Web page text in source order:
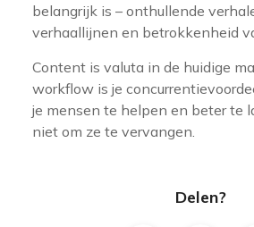
belangrijk is – onthullende
verhaallijnen en betrokkenheid
Content is valuta in de huidige
workflow is je
je mensen te helpen en beter te
niet om ze te vervangen.
Delen?